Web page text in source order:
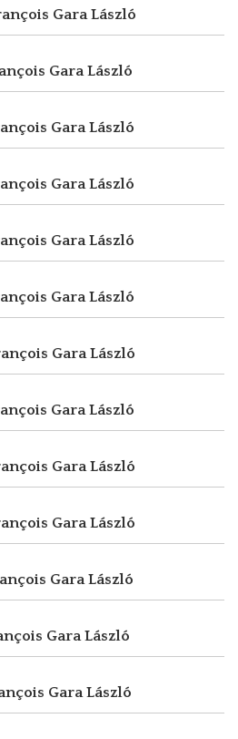
Gara László
Gara László
Gara László
Gara László
Gara László
Gara László
Gara László
Gara László
Gara László
Gara László
Gara László
Gara László
Gara László